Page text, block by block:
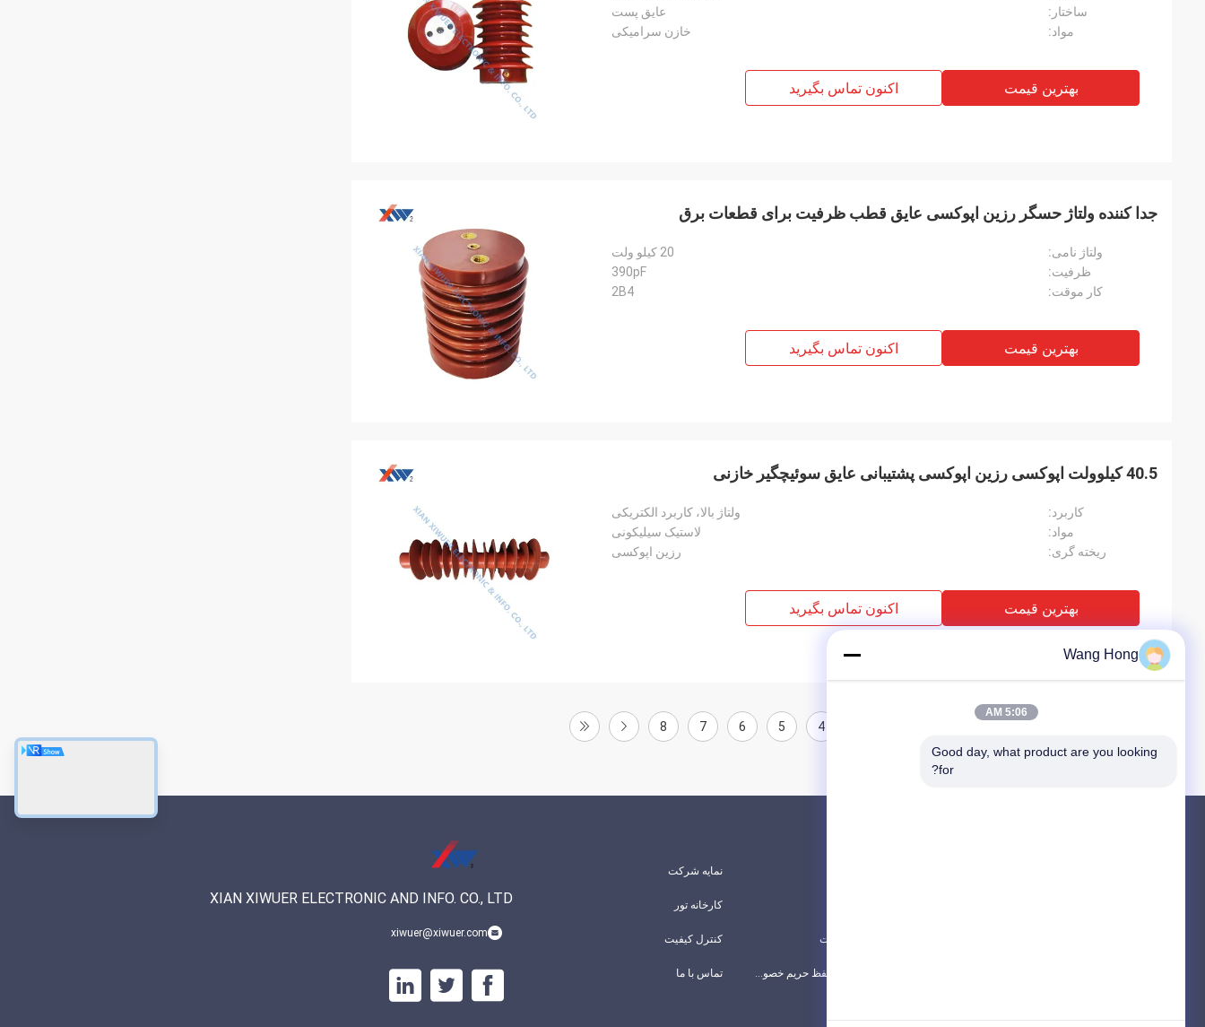
ساختار:
عایق پست
مواد:
خازن سرامیکی
بهترین قیمت اکنون تماس بگیرید
جدا کننده ولتاژ حسگر رزین اپوکسی عایق قطب ظرفیت برای قطعات برق
ولتاژ نامی:
20 کیلو ولت
ظرفیت:
390pF
کار موقت:
2B4
بهترین قیمت اکنون تماس بگیرید
40.5 کیلوولت اپوکسی رزین اپوکسی پشتیبانی عایق سوئیچگیر خازنی
کاربرد:
ولتاژ بالا، کاربرد الکتریکی
مواد:
لاستیک سیلیکونی
ریخته گری:
رزین اپوکسی
بهترین قیمت اکنون تماس بگیرید
4
5
6
7
8
XIAN XIWUER ELECTRONIC AND INFO. CO., LTD
xiwuer@xiwuer.com
نمایه شرکت
کارخانه تور
کنترل کیفیت
تماس با ما
نقشه سایت
سیاست حفظ حریم خصوصی
Wang Hong
5:06 AM
Good day, what product are you looking
for?